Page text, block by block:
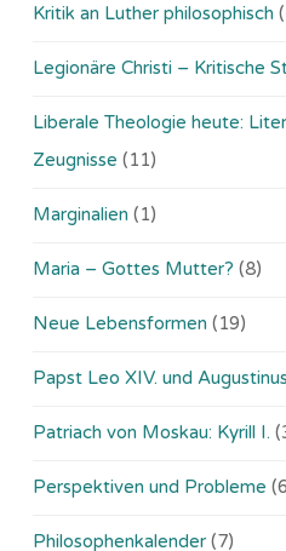
Kritik an Luther philosophisch
Legionäre Christi – Kritische
Liberale Theologie heute:
Zeugnisse (11)
Marginalien (1)
Maria – Gottes Mutter? (8)
Neue Lebensformen (19)
Papst Leo XIV. und Augustinus
Patriach von Moskau: Kyrill I.
Perspektiven und Probleme
Philosophenkalender (7)